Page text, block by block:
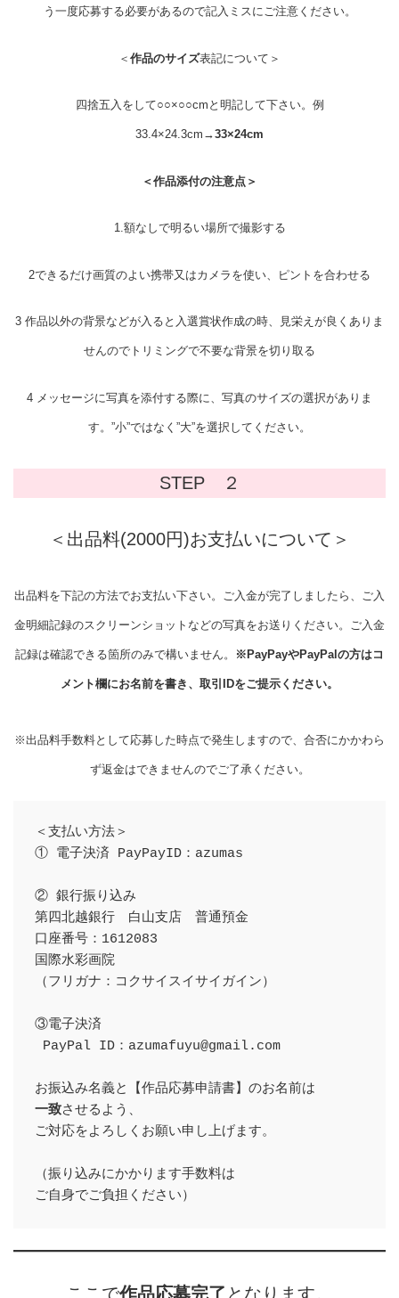
う一度応募する必要があるので記入ミスにご注意ください。
＜ 作品のサイズ表記について＞
四捨五入をして○○×○○cmと明記して下さい。例
33.4×24.3cm→33×24cm
＜作品添付の注意点＞
1.額なしで明るい場所で撮影する
2できるだけ画質のよい携帯又はカメラを使い、ピントを合わせる
3 作品以外の背景などが入ると入選賞状作成の時、見栄えが良くありま
せんのでトリミングで不要な背景を切り取る
4 メッセージに写真を添付する際に、写真のサイズの選択がありま
す。”小”ではなく”大”を選択してください。
STEP ２
＜出品料(2000円)お支払いについて＞
出品料を下記の方法でお支払い下さい。ご入金が完了しましたら、ご入
金明細記録のスクリーンショットなどの写真をお送りください。ご入金
記録は確認できる箇所のみで構いません。 ※PayPayやPayPalの方はコ
メント欄にお名前を書き、取引IDをご提示ください。
※出品料手数料として応募した時点で発生しますので、合否にかかわら
ず返金はできませんのでご了承ください。
＜支払い方法＞
① 電子決済 PayPayID：azumas
② 銀行振り込み
第四北越銀行　白山支店　普通預金
口座番号：1612083
国際水彩画院
（フリガナ：コクサイスイサイガイン）
③電子決済
一致させるよう、
ご対応をよろしくお願い申し上げます。
（振り込みにかかります手数料は
ご自身でご負担ください）
ここで作品応募完了 となります。